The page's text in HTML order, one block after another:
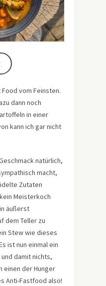
vom Feinsten.
dann noch
in einer
kann ich gar nicht
natürlich,
macht,
Zutaten
Meisterkoch
äußerst
dem Teller zu
Stew wie dieses
ist nun einmal ein
damit nichts,
einen der Hunger
Anti-Fastfood also!